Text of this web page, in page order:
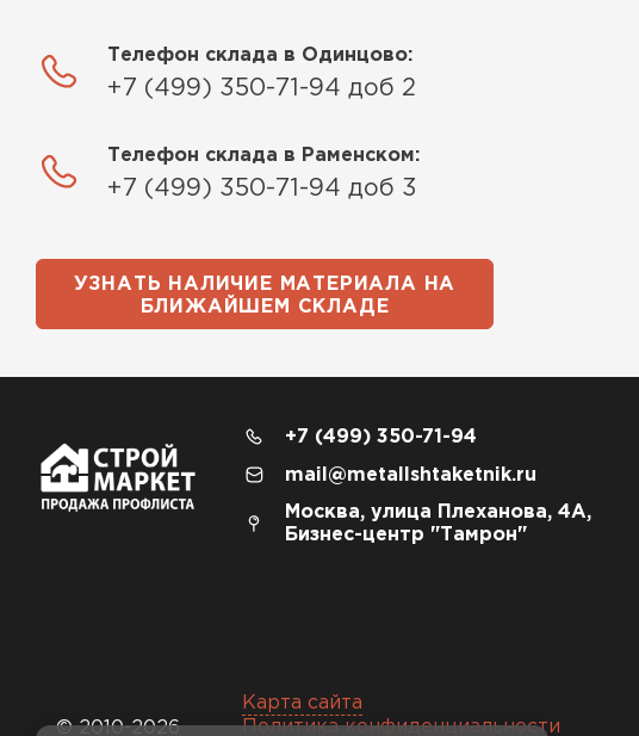
Телефон склада в Одинцово:
+7 (499) 350-71-94 доб 2
Телефон склада в Раменском:
+7 (499) 350-71-94 доб 3
УЗНАТЬ НАЛИЧИЕ МАТЕРИАЛА НА
БЛИЖАЙШЕМ СКЛАДЕ
© 2010-2026
+7 (499) 350-71-94
mail@metallshtaketnik.ru
Москва, улица Плеханова, 4А,
Бизнес-центр "Тамрон"
Карта сайта
Политика конфиденциальности